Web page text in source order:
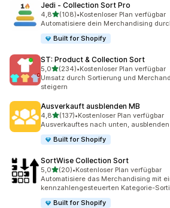
Jedi ‑ Collection Sort Pro
4,8von 5 Sternen
(108)
108 Rezensionen insgesamt
•Kostenloser Plan verfügbar
Automatisiere dein Merchandising
Built for Shopify
ST: Product & Collection Sort
5,0von 5 Sternen
(234)
234 Rezensionen insgesamt
•Kostenloser Plan verfügbar
Umsatz durch Sortierung und
steigern
Ausverkauft ausblenden MB
4,8von 5 Sternen
(137)
137 Rezensionen insgesamt
•Kostenloser Plan verfügbar
Ausverkauftes nach unten,
Built for Shopify
SortWise Collection Sort
5,0von 5 Sternen
(20)
20 Rezensionen insgesamt
•Kostenloser Plan verfügbar
Automatisiere das Merchandising mit
kennzahlengesteuerten Kategorie-
Built for Shopify